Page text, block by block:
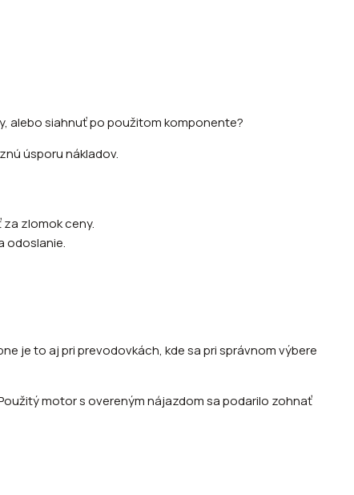
alebo siahnuť po použitom komponente?
úsporu nákladov.
zlomok ceny.
odoslanie.
je to aj pri prevodovkách, kde sa pri správnom výbere
motor s overeným nájazdom sa podarilo zohnať